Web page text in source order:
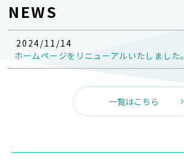
NEWS
2024/11/14
ホームページをリニューアルいたしました。
一覧はこちら